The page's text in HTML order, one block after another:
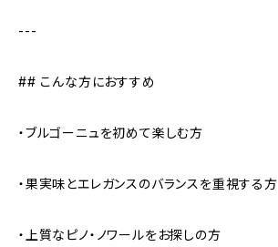
---
## こんな方におすすめ
・ブルゴーニュを初めて楽しむ方
・果実味とエレガンスのバランスを重視する方
・上質なピノ・ノワールをお探しの方